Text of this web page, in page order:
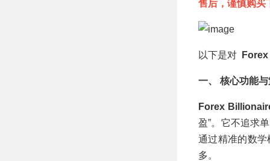
售后，谨慎购买
以下是对
一、 核心功能
Forex
盈”。它不追求
通过精准的数
多。